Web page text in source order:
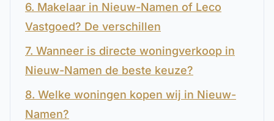
6. Makelaar in Nieuw-Namen of Leco
Vastgoed? De verschillen
7. Wanneer is directe woningverkoop in
Nieuw-Namen de beste keuze?
8. Welke woningen kopen wij in Nieuw-
Namen?